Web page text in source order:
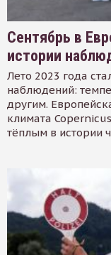
Сентябрь в
истории
Лето 2023 года
наблюдений:
другим.
климата
тёплым в истории